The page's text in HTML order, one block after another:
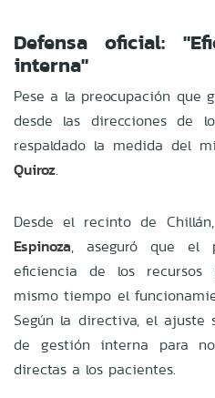
Defensa oficial:
interna"
Pese a la preocupación que
desde las direcciones de
respaldado la medida del
Quiroz.
Desde el recinto de
Espinoza, aseguró que el
eficiencia de los recursos
mismo tiempo el
Según la directiva, el ajuste
de gestión interna para
directas a los pacientes.